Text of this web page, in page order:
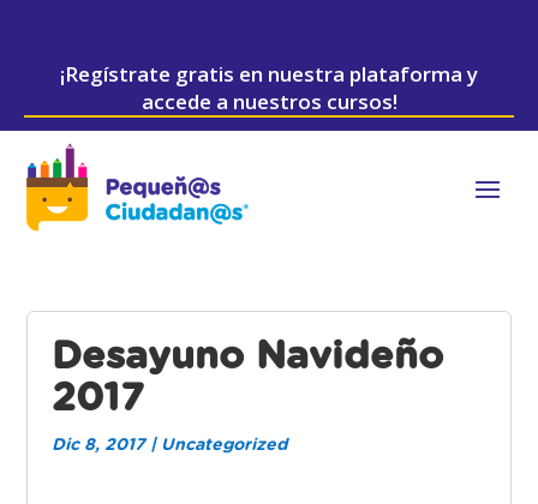
¡Regístrate gratis en nuestra plataforma y
accede a nuestros cursos!
Desayuno Navideño
2017
Dic 8, 2017| Uncategorized